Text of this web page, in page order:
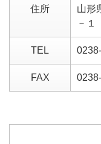
住所
山形
－１
TEL
FAX